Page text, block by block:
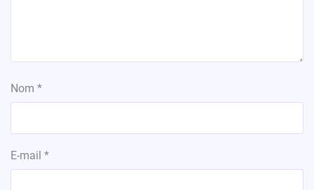
Nom *
E-mail *